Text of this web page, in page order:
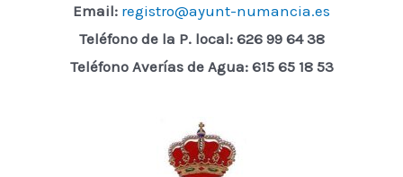
Email: registro@ayunt-numancia.es
Teléfono de la P. local: 626 99 64 38
Teléfono Averías de Agua: 615 65 18 53